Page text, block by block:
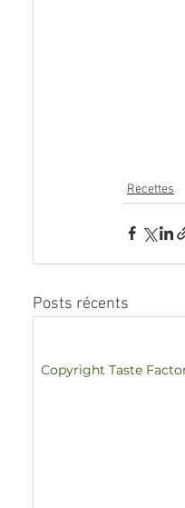
Recettes
Posts récents
Copyright Taste